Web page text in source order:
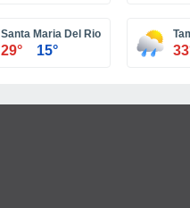
Santa Maria Del Rio
29° 15°